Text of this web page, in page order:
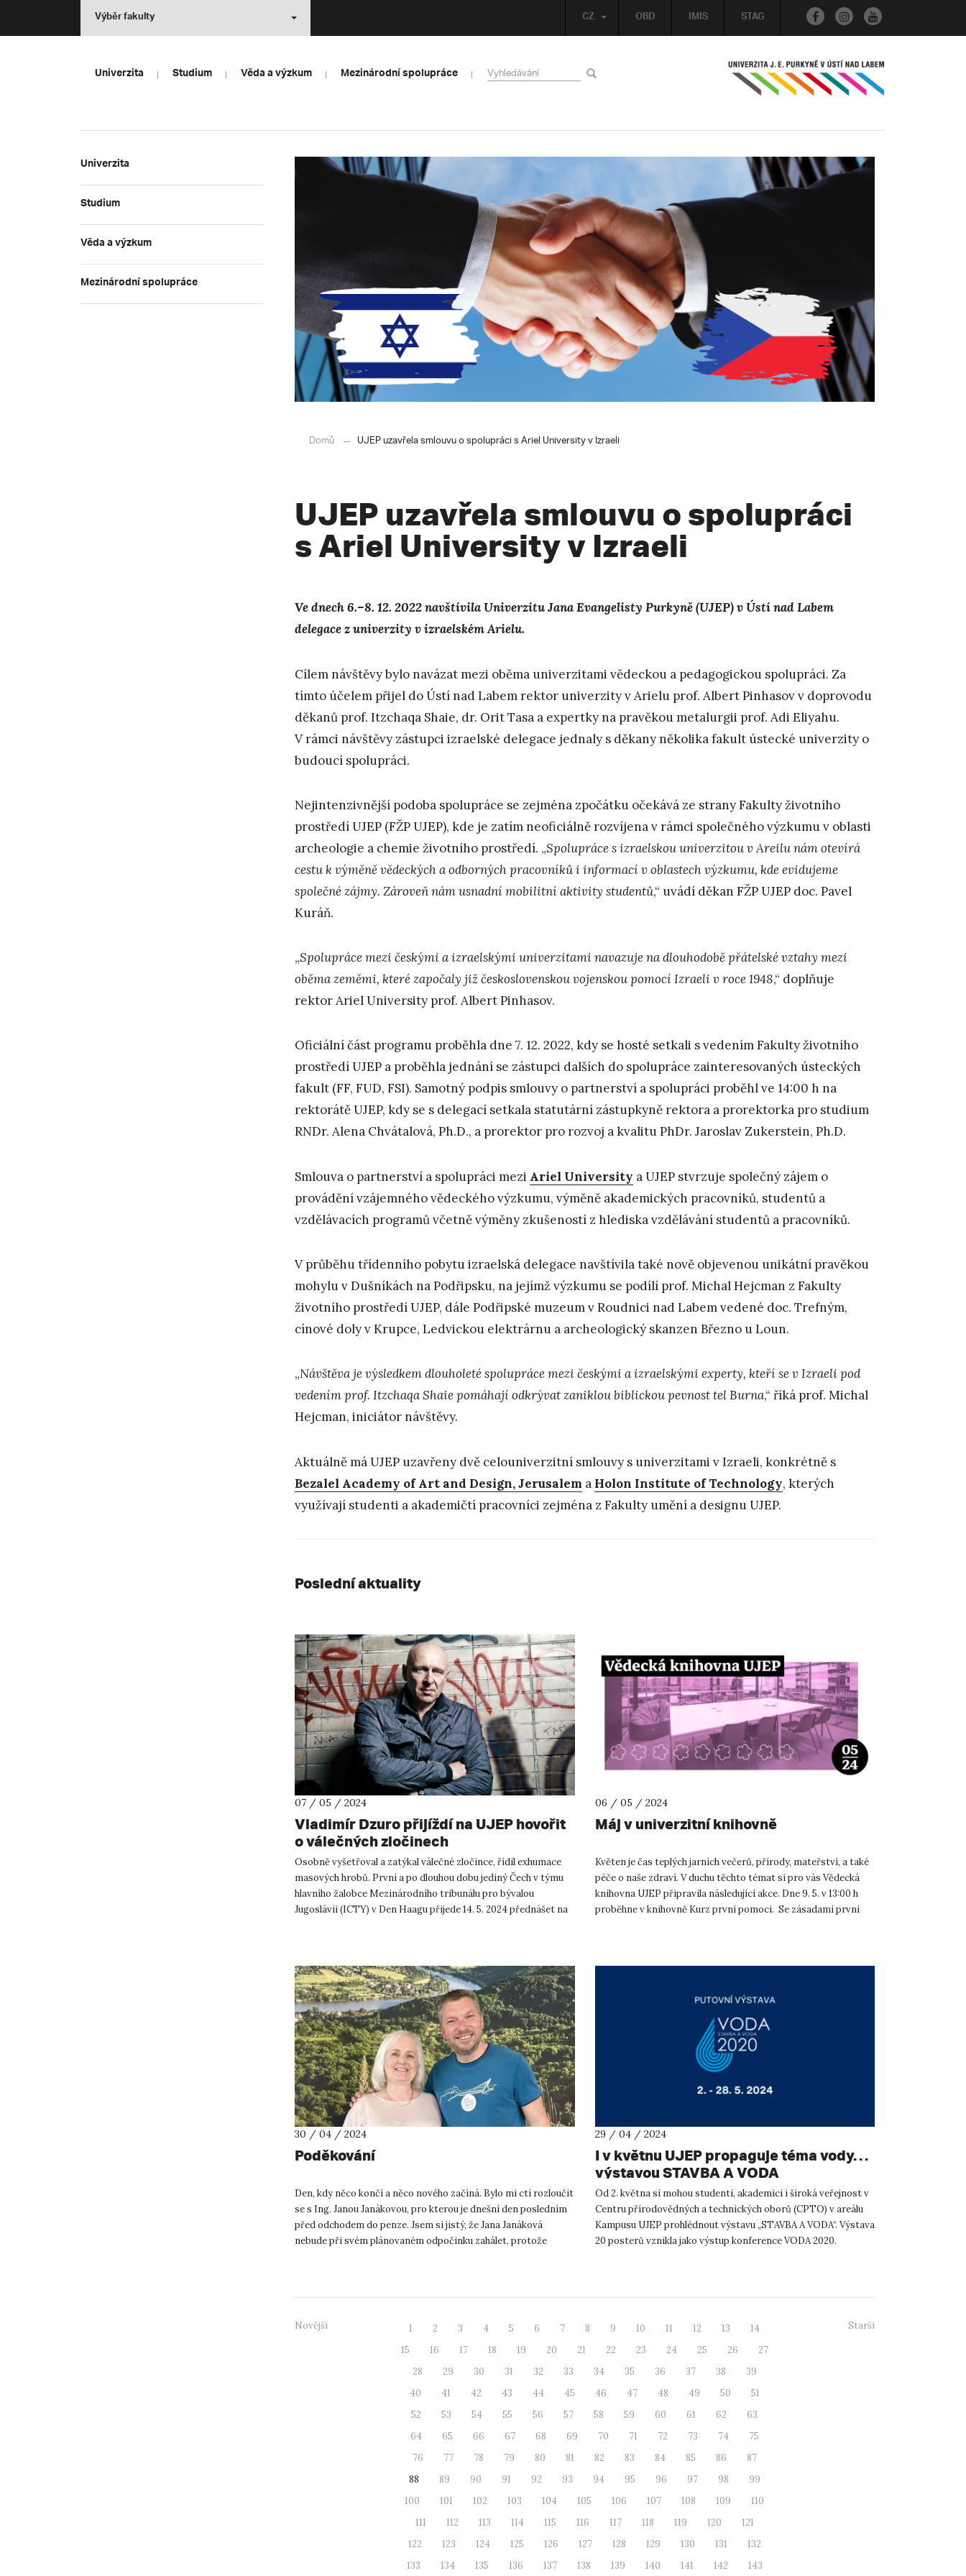
OBD IMIS STAG
CZ
Výběr fakulty
Univerzita Studium Věda a výzkum Mezinárodní spolupráce
Univerzita
Studium
Věda a výzkum
Mezinárodní spolupráce
Domů UJEP uzavřela smlouvu o spolupráci s Ariel University v Izraeli
UJEP uzavřela smlouvu o spolupráci
s Ariel University v Izraeli
Ve dnech 6.–8. 12. 2022 navštívila Univerzitu Jana Evangelisty Purkyně (UJEP) v Ústí nad Labem
delegace z univerzity v izraelském Arielu.
Cílem návštěvy bylo navázat mezi oběma univerzitami vědeckou a pedagogickou spolupráci. Za
tímto účelem přijel do Ústí nad Labem rektor univerzity v Arielu prof. Albert Pinhasov v doprovodu
děkanů prof. Itzchaqa Shaie, dr. Orit Tasa a expertky na pravěkou metalurgii prof. Adi Eliyahu.
V rámci návštěvy zástupci izraelské delegace jednaly s děkany několika fakult ústecké univerzity o
budoucí spolupráci.
Nejintenzivnější podoba spolupráce se zejména zpočátku očekává ze strany Fakulty životního
prostředí UJEP (FŽP UJEP), kde je zatím neoficiálně rozvíjena v rámci společného výzkumu v oblasti
archeologie a chemie životního prostředí. „Spolupráce s izraelskou univerzitou v Areilu nám otevírá
cestu k výměně vědeckých a odborných pracovníků i informací v oblastech výzkumu, kde evidujeme
společné zájmy. Zároveň nám usnadní mobilitní aktivity studentů,“ uvádí děkan FŽP UJEP doc. Pavel
Kuráň.
„Spolupráce mezi českými a izraelskými univerzitami navazuje na dlouhodobě přátelské vztahy mezi
oběma zeměmi, které započaly již československou vojenskou pomocí Izraeli v roce 1948,“ doplňuje
rektor Ariel University prof. Albert Pinhasov.
Oficiální část programu proběhla dne 7. 12. 2022, kdy se hosté setkali s vedením Fakulty životního
prostředí UJEP a proběhla jednání se zástupci dalších do spolupráce zainteresovaných ústeckých
fakult (FF, FUD, FSI). Samotný podpis smlouvy o partnerství a spolupráci proběhl ve 14:00 h na
rektorátě UJEP, kdy se s delegací setkala statutární zástupkyně rektora a prorektorka pro studium
RNDr. Alena Chvátalová, Ph.D., a prorektor pro rozvoj a kvalitu PhDr. Jaroslav Zukerstein, Ph.D.
Smlouva o partnerství a spolupráci mezi Ariel University a UJEP stvrzuje společný zájem o
provádění vzájemného vědeckého výzkumu, výměně akademických pracovníků, studentů a
vzdělávacích programů včetně výměny zkušeností z hlediska vzdělávání studentů a pracovníků.
V průběhu třídenního pobytu izraelská delegace navštívila také nově objevenou unikátní pravěkou
mohylu v Dušníkách na Podřipsku, na jejímž výzkumu se podílí prof. Michal Hejcman z Fakulty
životního prostředí UJEP, dále Podřipské muzeum v Roudnici nad Labem vedené doc. Trefným,
cínové doly v Krupce, Ledvickou elektrárnu a archeologický skanzen Březno u Loun.
„Návštěva je výsledkem dlouholeté spolupráce mezi českými a izraelskými experty, kteří se v Izraeli pod
vedením prof. Itzchaqa Shaie pomáhají odkrývat zaniklou biblickou pevnost tel Burna,“ říká prof. Michal
Hejcman, iniciátor návštěvy.
Aktuálně má UJEP uzavřeny dvě celouniverzitní smlouvy s univerzitami v Izraeli, konkrétně s
Bezalel Academy of Art and Design, Jerusalem a Holon Institute of Technology, kterých
využívají studenti a akademičtí pracovníci zejména z Fakulty umění a designu UJEP.
Poslední aktuality
07 / 05 / 2024
Vladimír Dzuro přijíždí na UJEP hovořit
o válečných zločinech
Osobně vyšetřoval a zatýkal válečné zločince, řídil exhumace
masových hrobů. První a po dlouhou dobu jediný Čech v týmu
hlavního žalobce Mezinárodního tribunálu pro bývalou
Jugoslávii (ICTY) v Den Haagu přijede 14. 5. 2024 přednášet na
06 / 05 / 2024
Máj v univerzitní knihovně
Květen je čas teplých jarních večerů, přírody, mateřství, a také
péče o naše zdraví. V duchu těchto témat si pro vás Vědecká
knihovna UJEP připravila následující akce. Dne 9. 5. v 13:00 h
proběhne v knihovně Kurz první pomoci. Se zásadami první
30 / 04 / 2024
Poděkování
Den, kdy něco končí a něco nového začíná. Bylo mi ctí rozloučit
se s Ing. Janou Janákovou, pro kterou je dnešní den posledním
před odchodem do penze. Jsem si jistý, že Jana Janáková
nebude při svém plánovaném odpočinku zahálet, protože
29 / 04 / 2024
I v květnu UJEP propaguje téma vody…
výstavou STAVBA A VODA
Od 2. května si mohou studenti, akademici i široká veřejnost v
Centru přírodovědných a technických oborů (CPTO) v areálu
Kampusu UJEP prohlédnout výstavu „STAVBA A VODA“. Výstava
20 posterů vznikla jako výstup konference VODA 2020.
Novější 1 2 3 4 5 6 7 8 9 10 11 12 13
14
15
16 17 18 19 20 21 22 23 24 25 26
27
28
29 30 31 32 33 34 35 36 37 38
39
40
41 42 43 44 45 46 47 48 49 50
51
52
53 54 55 56 57 58 59 60 61 62
63
64
65 66 67 68 69 70 71 72 73 74
75
76
77 78 79 80 81 82 83 84 85 86
87
88
89 90 91 92 93 94 95 96 97 98
99
100
101 102 103 104 105 106 107 108 109
110
111
112 113 114 115 116 117 118 119 120
121
122
123 124 125 126 127 128 129 130 131
132
133
134 135 136 137 138 139 140 141 142 143
Starší